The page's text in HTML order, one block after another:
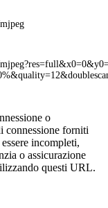
o
connessione forniti
incompleti,
o assicurazione
questi URL.